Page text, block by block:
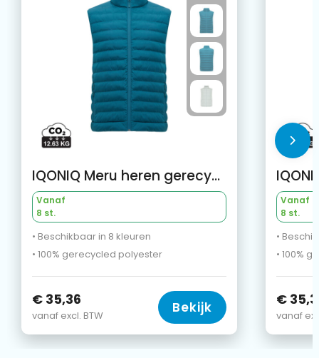
IQONIQ Meru heren gerecycled polyester bodywarmer
Vanaf
8 st.
• Beschikbaar in 8 kleuren
• 100% gerecycled polyester
€ 35,36
vanaf excl. BTW Bekijk
Vanaf
8 st.
•
• 100%
€
vanaf